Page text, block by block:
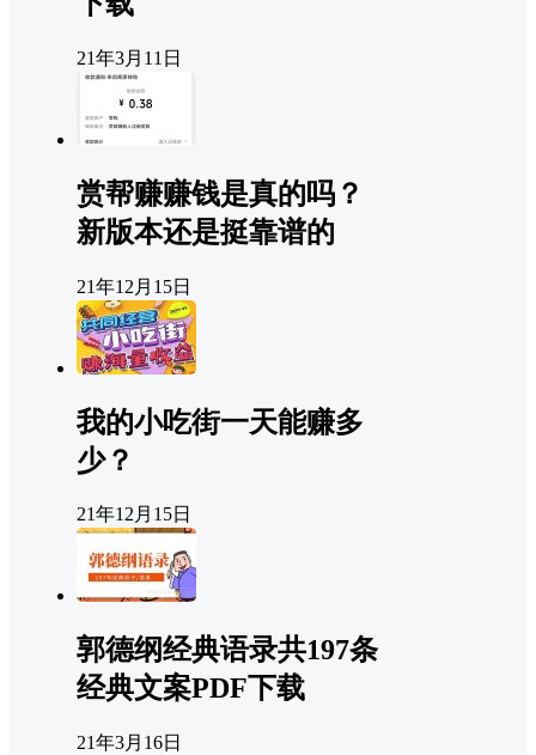
21年3月11日
赏帮赚赚钱是真的吗？
新版本还是挺靠谱的
21年12月15日
我的小吃街一天能赚多
少？
21年12月15日
郭德纲经典语录共197条
经典文案PDF下载
21年3月16日